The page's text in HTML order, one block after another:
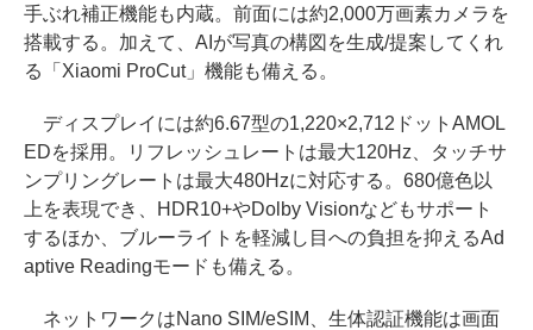
手ぶれ補正機能も内蔵。前面には約2,000万画素カメラを
搭載する。加えて、AIが写真の構図を生成/提案してくれ
る「Xiaomi ProCut」機能も備える。
ディスプレイには約6.67型の1,220×2,712ドットAMOL
EDを採用。リフレッシュレートは最大120Hz、タッチサ
ンプリングレートは最大480Hzに対応する。680億色以
上を表現でき、HDR10+やDolby Visionなどもサポート
するほか、ブルーライトを軽減し目への負担を抑えるAd
aptive Readingモードも備える。
ネットワークはNano SIM/eSIM、生体認証機能は画面